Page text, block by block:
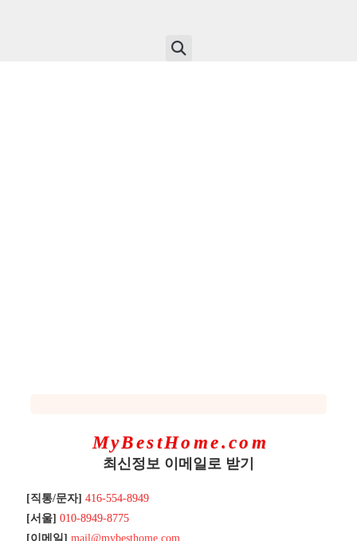
MyBestHome.com
최신정보 이메일로 받기
[직통/문자] 416-554-8949
[서울] 010-8949-8775
[이메일] mail@mybesthome.com